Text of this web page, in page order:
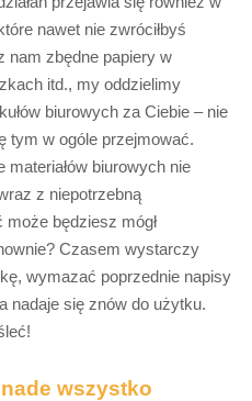
nawet nie zwróciłbyś
nam zbędne papiery w
itd., my oddzielimy
biurowych za Ciebie – nie
tym w ogóle przejmować.
materiałów biurowych nie
z niepotrzebną
będziesz mógł
Czasem wystarczy
wymazać poprzednie napisy
nadaje się znów do użytku.
wszystko